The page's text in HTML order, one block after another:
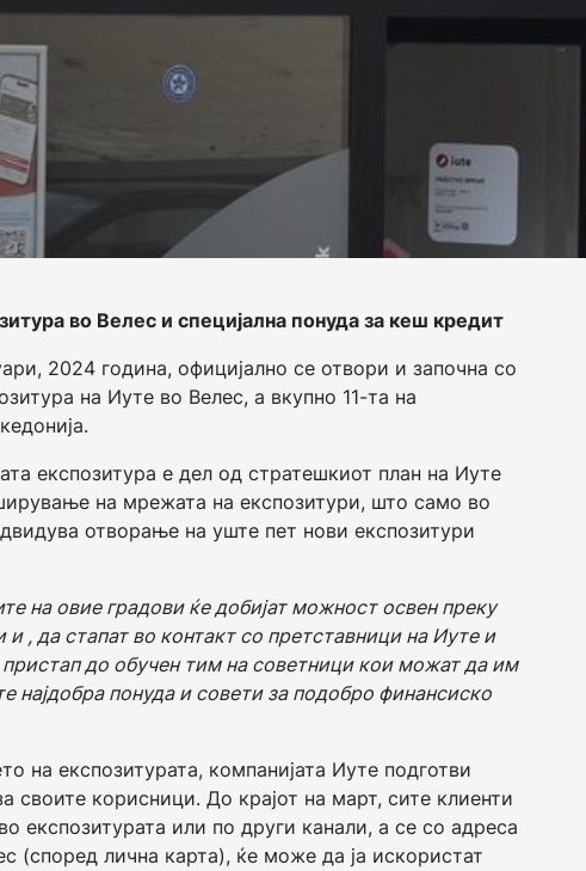
во Велес и специјална понуда за кеш кредит
2024 година, официјално се отвори и започна со
на Иуте во Велес, а вкупно 11-та на
експозитура е дел од стратешкиот план на Иуте
на мрежата на експозитури, што само во
отворање на уште пет нови експозитури
на овие градови ќе добијат можност освен преку
и , да стапат во контакт со претставници на Иуте и
пристап до обучен тим на советници кои можат да им
најдобра понуда и совети за подобро финансиско
на експозитурата, компанијата Иуте подготви
своите корисници. До крајот на март, сите клиенти
експозитурата или по други канали, а се со адреса
(според лична карта), ќе може да ја искористат